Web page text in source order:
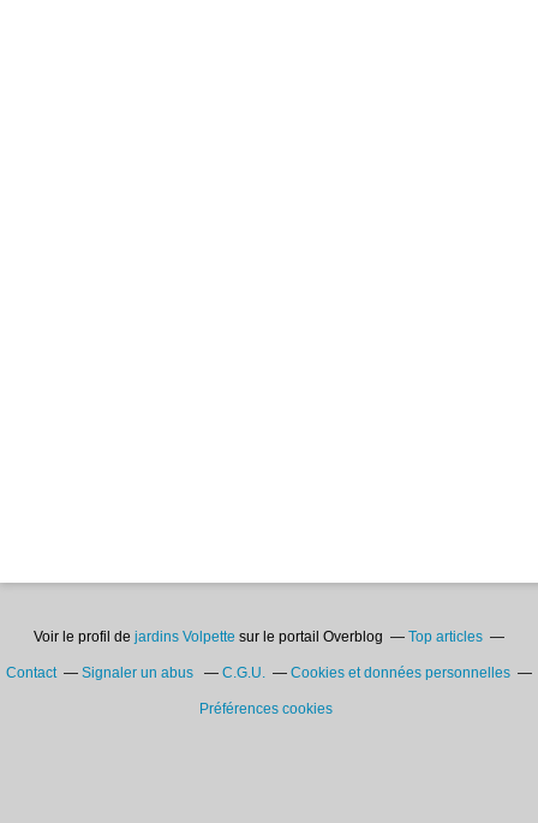
Voir le profil de jardins Volpette sur le portail Overblog Top articles
Contact Signaler un abus C.G.U. Cookies et données personnelles
Préférences cookies